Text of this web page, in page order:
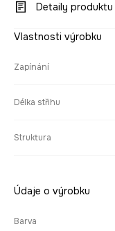
Detaily produktu
Vlastnosti výrobku
Zapínání
Délka střihu
Struktura
Údaje o výrobku
Barva